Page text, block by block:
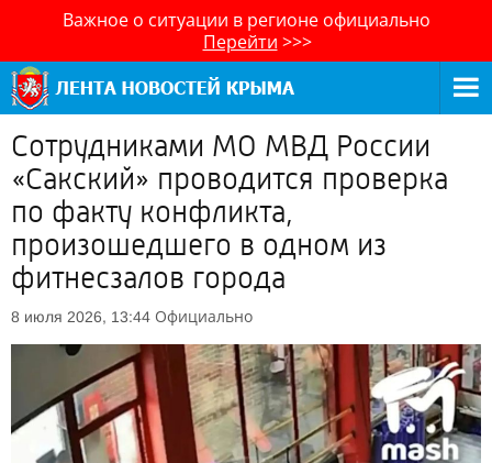
Важное о ситуации в регионе официально
Перейти >>>
Сотрудниками МО МВД России
«Сакский» проводится проверка
по факту конфликта,
произошедшего в одном из
фитнесзалов города
8 июля 2026, 13:44 Официально